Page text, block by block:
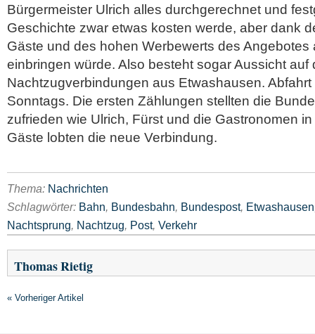
Bürgermeister Ulrich alles durchgerechnet und
Geschichte zwar etwas kosten werde, aber dank
Gäste und des hohen Werbewerts des Angebotes
einbringen würde. Also besteht sogar Aussicht auf
Nachtzugverbindungen aus Etwashausen.
Sonntags. Die ersten Zählungen stellten die
zufrieden wie Ulrich, Fürst und die Gastronomen
Gäste lobten die neue Verbindung.
Thema: Nachrichten
Schlagwörter: Bahn Bundesbahn Bundespost, Etwashausen
Nachtsprung Nachtzug Post, Verkehr
Thomas Rietig
« Vorheriger Artikel